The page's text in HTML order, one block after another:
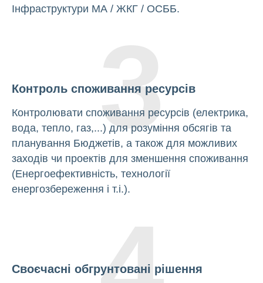
Інфраструктури МА / ЖКГ / ОСББ.
Контроль споживання ресурсів
Контролювати споживання ресурсів (електрика,
вода, тепло, газ,...) для розуміння обсягів та
планування Бюджетів, а також для можливих
заходів чи проектів для зменшення споживання
(Енергоефективність, технології
енергозбереження і т.і.).
3
Своєчасні обгрунтовані рішення